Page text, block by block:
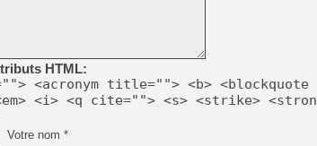
[Mo5] Deux inédits du
[GK] Le beat'em up The
[GK] Endless Legend 2 :
HTML:
<acronym title=""> <b> <blockquote
<i> <q cite=""> <s> <strike>
Votre nom *